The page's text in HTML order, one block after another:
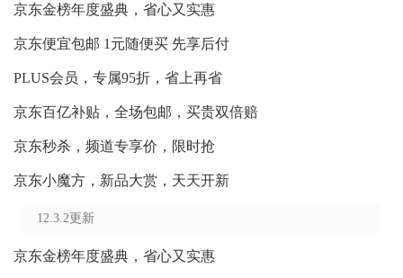
京东金榜年度盛典，省心又实惠
京东便宜包邮 1元随便买 先享后付
PLUS会员，专属95折，省上再省
京东百亿补贴，全场包邮，买贵双倍赔
京东秒杀，频道专享价，限时抢
京东小魔方，新品大赏，天天开新
12.3.2更新
京东金榜年度盛典，省心又实惠